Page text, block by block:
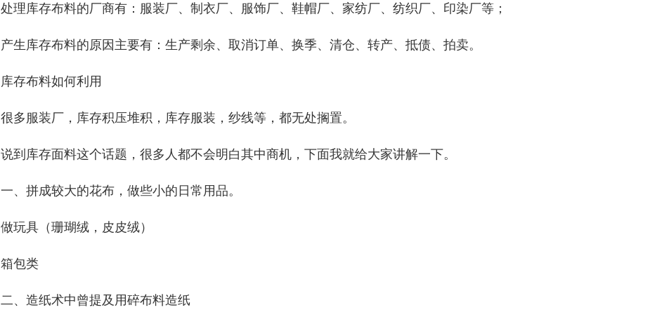
处理库存布料的厂商有：服装厂、制衣厂、服饰厂、鞋帽厂、家纺厂、纺织厂、印染厂等；
产生库存布料的原因主要有：生产剩余、取消订单、换季、清仓、转产、抵债、拍卖。
库存布料如何利用
很多服装厂，库存积压堆积，库存服装，纱线等，都无处搁置。
说到库存面料这个话题，很多人都不会明白其中商机，下面我就给大家讲解一下。
一、拼成较大的花布，做些小的日常用品。
做玩具（珊瑚绒，皮皮绒）
箱包类
二、造纸术中曾提及用碎布料造纸